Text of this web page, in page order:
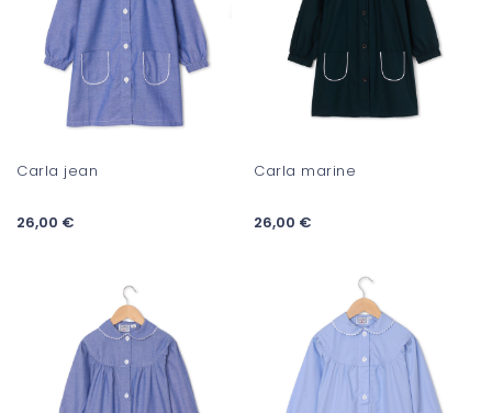
Carla jean
26,00 €
Carla marine
26,00 €